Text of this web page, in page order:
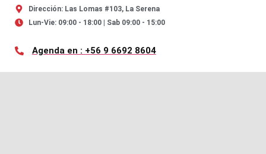
Dirección: Las Lomas #103, La Serena
Lun-Vie: 09:00 - 18:00 | Sab 09:00 - 15:00
Agenda en : +56 9 6692 8604